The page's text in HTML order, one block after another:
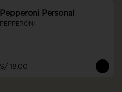
Pepperoni Personal
PEPPERONI
S/ 18.00